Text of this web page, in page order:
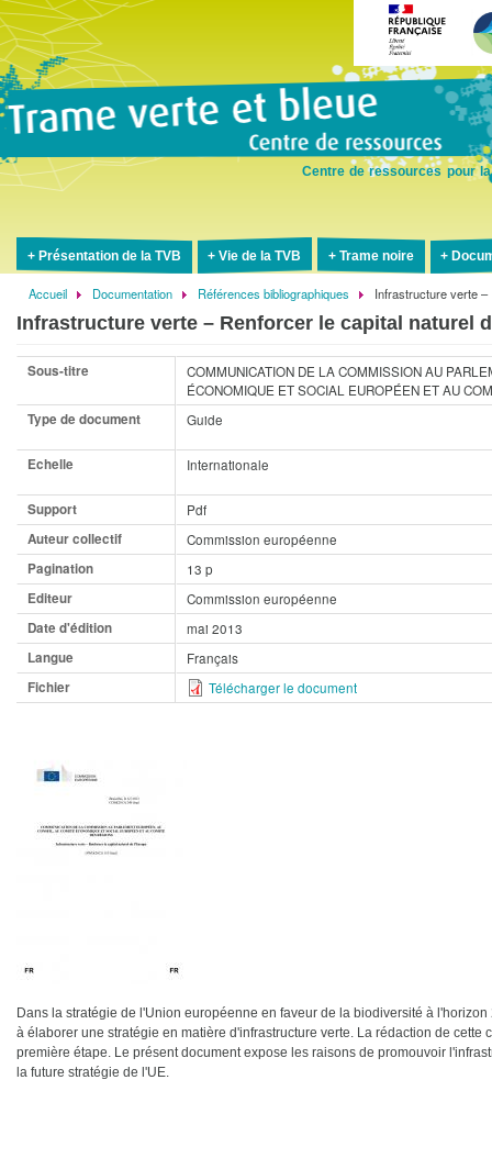
Centre de ressources pour
Présentation de la TVB Vie de la TVB Trame noire
Fil
d'Ariane
Accueil Documentation Références bibliographiques Infrastructure verte –
Infrastructure verte – Renforcer le capital naturel
Sous-titre
COMMUNICATION DE LA COMMISSION AU
ÉCONOMIQUE ET SOCIAL EUROPÉEN ET AU
Type de document
Guide
Echelle Internationale
Support
Pdf
Auteur collectif
Commission européenne
Pagination
13 p
Editeur
Commission européenne
Date d'édition
mai 2013
Langue
Français
Fichier
Télécharger le document
Dans la stratégie de l'Union européenne en faveur de la biodiversité à
à élaborer une stratégie en matière d'infrastructure verte. La rédaction de cette
première étape. Le présent document expose les raisons de promouvoir
la future stratégie de l'UE.